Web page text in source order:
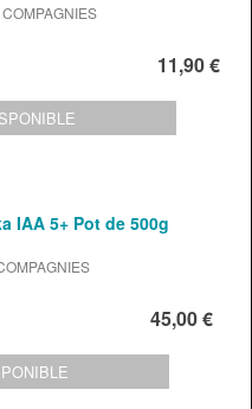
11,90 €
IAA 5+ Pot de 500g
45,00 €